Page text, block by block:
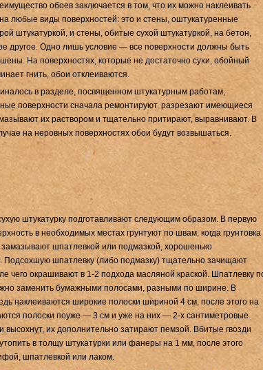
обоев заключается в том, что их можно наклеивать
на любые виды по­верхностей: это и стены, оштукатуренные
штукатуркой, и стены, обитые сухой штукатуркой, на бетон,
другое. Одно лишь условие — все поверхности должны быть
На поверхностях, которые не достаточно сухи, обойный
гнить, обои отклеиваются.
в разделе, посвященном шту­катурным работам,
поверхности сна­чала ремонтируют, разрезают имеющиеся
их раствором и тщательно притирают, вы­равнивают. В
на неровных поверхно­стях обои будут возвышаться.
штукатурку подготавливают сле­дующим образом. В первую
в необ­ходимых местах грунтуют по швам, когда грунтовка
замазывают шпатлевкой или подмазкой, хо­рошенько
Подсохшую шпатлевку (либо под­мазку) тщательно зачищают
чего окрашивают в 1-2 подхода масляной краской. Шпатлев­ку
заменить бумажными полосами, разными по ширине. В
наклеиваются ши­рокие полоски шириной 4 см, после этого на
полоски поуже — 3 см и уже на них — 2-х сан­тиметровые.
высохнут, их дополнитель­но затирают пемзой. Вбитые гвозди
в толщу штукатурки или фанеры на 1 мм, после этого
шпатлевкой или лаком.